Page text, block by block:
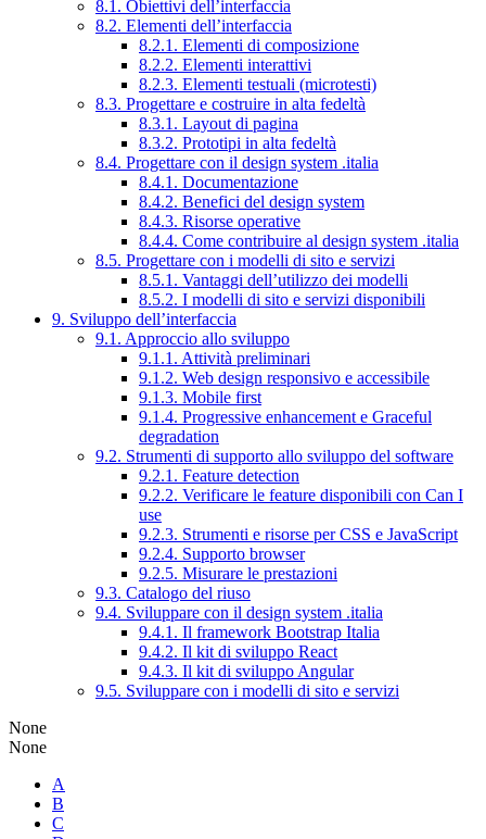
8.1. Obiettivi dell’interfaccia
8.2. Elementi dell’interfaccia
8.2.1. Elementi di composizione
8.2.2. Elementi interattivi
8.2.3. Elementi testuali (microtesti)
8.3. Progettare e costruire in alta fedeltà
8.3.1. Layout di pagina
8.3.2. Prototipi in alta fedeltà
8.4. Progettare con il design system .italia
8.4.1. Documentazione
8.4.2. Benefici del design system
8.4.3. Risorse operative
8.4.4. Come contribuire al design system .italia
8.5. Progettare con i modelli di sito e servizi
8.5.1. Vantaggi dell’utilizzo dei modelli
8.5.2. I modelli di sito e servizi disponibili
9. Sviluppo dell’interfaccia
9.1. Approccio allo sviluppo
9.1.1. Attività preliminari
9.1.2. Web design responsivo e accessibile
9.1.3. Mobile first
9.1.4. Progressive enhancement e Graceful
degradation
9.2. Strumenti di supporto allo sviluppo del software
9.2.1. Feature detection
9.2.2. Verificare le feature disponibili con Can I
use
9.2.3. Strumenti e risorse per CSS e JavaScript
9.2.4. Supporto browser
9.2.5. Misurare le prestazioni
9.3. Catalogo del riuso
9.4. Sviluppare con il design system .italia
9.4.1. Il framework Bootstrap Italia
9.4.2. Il kit di sviluppo React
9.4.3. Il kit di sviluppo Angular
9.5. Sviluppare con i modelli di sito e servizi
None
None
A
B
C